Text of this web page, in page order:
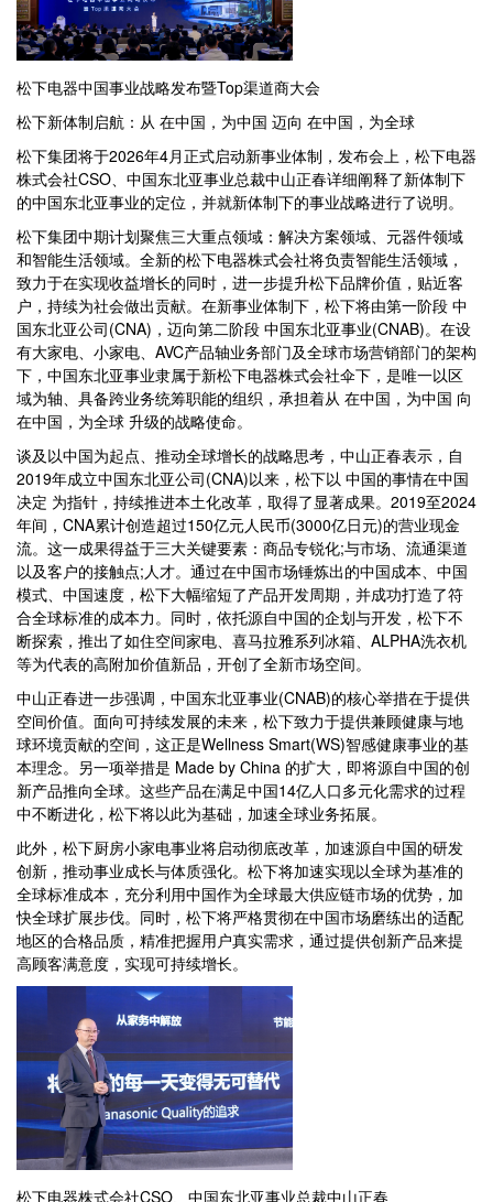
松下电器中国事业战略发布暨Top渠道商大会
松下新体制启航：从 在中国，为中国 迈向 在中国，为全球
松下集团将于2026年4月正式启动新事业体制，发布会上，松下电器
株式会社CSO、中国东北亚事业总裁中山正春详细阐释了新体制下
的中国东北亚事业的定位，并就新体制下的事业战略进行了说明。
松下集团中期计划聚焦三大重点领域：解决方案领域、元器件领域
和智能生活领域。全新的松下电器株式会社将负责智能生活领域，
致力于在实现收益增长的同时，进一步提升松下品牌价值，贴近客
户，持续为社会做出贡献。在新事业体制下，松下将由第一阶段 中
国东北亚公司(CNA)，迈向第二阶段 中国东北亚事业(CNAB)。在设
有大家电、小家电、AVC产品轴业务部门及全球市场营销部门的架构
下，中国东北亚事业隶属于新松下电器株式会社伞下，是唯一以区
域为轴、具备跨业务统筹职能的组织，承担着从 在中国，为中国 向
在中国，为全球 升级的战略使命。
谈及以中国为起点、推动全球增长的战略思考，中山正春表示，自
2019年成立中国东北亚公司(CNA)以来，松下以 中国的事情在中国
决定 为指针，持续推进本土化改革，取得了显著成果。2019至2024
年间，CNA累计创造超过150亿元人民币(3000亿日元)的营业现金
流。这一成果得益于三大关键要素：商品专锐化;与市场、流通渠道
以及客户的接触点;人才。通过在中国市场锤炼出的中国成本、中国
模式、中国速度，松下大幅缩短了产品开发周期，并成功打造了符
合全球标准的成本力。同时，依托源自中国的企划与开发，松下不
断探索，推出了如住空间家电、喜马拉雅系列冰箱、ALPHA洗衣机
等为代表的高附加价值新品，开创了全新市场空间。
中山正春进一步强调，中国东北亚事业(CNAB)的核心举措在于提供
空间价值。面向可持续发展的未来，松下致力于提供兼顾健康与地
球环境贡献的空间，这正是Wellness Smart(WS)智感健康事业的基
本理念。另一项举措是 Made by China 的扩大，即将源自中国的创
新产品推向全球。这些产品在满足中国14亿人口多元化需求的过程
中不断进化，松下将以此为基础，加速全球业务拓展。
此外，松下厨房小家电事业将启动彻底改革，加速源自中国的研发
创新，推动事业成长与体质强化。松下将加速实现以全球为基准的
全球标准成本，充分利用中国作为全球最大供应链市场的优势，加
快全球扩展步伐。同时，松下将严格贯彻在中国市场磨练出的适配
地区的合格品质，精准把握用户真实需求，通过提供创新产品来提
高顾客满意度，实现可持续增长。
松下电器株式会社CSO、中国东北亚事业总裁中山正春